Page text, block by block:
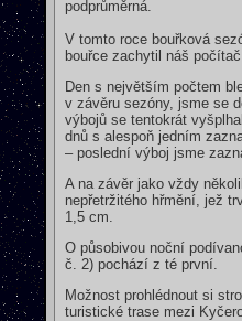
podprůměrná.
V tomto roce bouřková
bouřce zachytil náš
Den s největším počtem
v závěru sezóny, jsme se
výbojů se tentokrát
dnů s alespoň jedním
– poslední výboj jsme
A na závěr jako vždy
nepřetržitého hřmění, jež
1,5 cm.
O působivou noční
č. 2) pochází z té první.
Možnost prohlédnout si
turistické trase mezi